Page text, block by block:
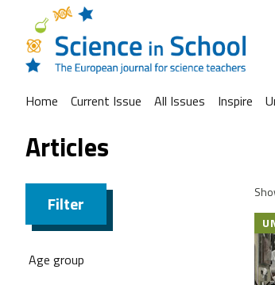
Home Current Issue All Issues Inspire
Articles
Filter
Age group